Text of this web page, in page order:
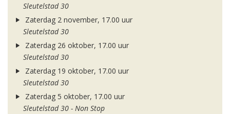
Sleutelstad 30
Zaterdag 2 november, 17.00 uur
Sleutelstad 30
Zaterdag 26 oktober, 17.00 uur
Sleutelstad 30
Zaterdag 19 oktober, 17.00 uur
Sleutelstad 30
Zaterdag 5 oktober, 17.00 uur
Sleutelstad 30 - Non Stop